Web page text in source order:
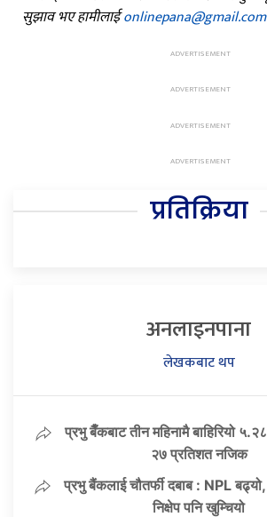
सुझाव भए हामीलाईonlinepana@gmail.com
प्रतिक्रिया
अनलाइनपाना
लेखकबाट थप
प्रभु बैँकबाट तीन महिनामै बाहिरियो ५.२८
२७ प्रतिशत नजिक
प्रभु बैंकलाई चौतर्फी दबाब : NPL
निक्षेप पनि खुम्चियो